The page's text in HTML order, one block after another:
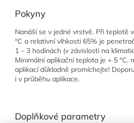
Pokyny
Nanáší se v jedné vrstvě. Při teplotě
°C a relativní vlhkosti 65% je
1 – 3 hodinách (v závislosti na
Minimální aplikační teplota je + 5 °C,
aplikací důkladně promíchejte!
i v průběhu aplikace.
Doplňkové parametry